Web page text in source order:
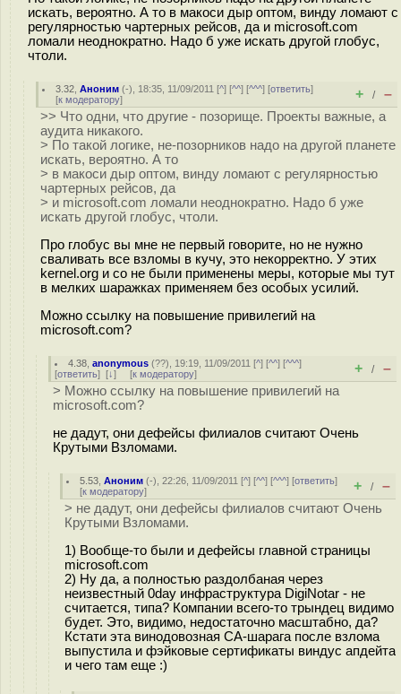
искать, вероятно. А то в макоси дыр оптом, винду ломают с
регулярностью чартерных рейсов, да и microsoft.com
ломали неоднократно. Надо б уже искать другой глобус,
чтоли.
3.32 ,Аноним (-), 18:35, 11/09/2011 [^] [^^] [^^^] [ответить]
[к модератору] + / –
>> Что одни, что другие - позорище. Проекты важные, а
аудита никакого.
> По такой логике, не-позорников надо на другой планете
искать, вероятно. А то
> в макоси дыр оптом, винду ломают с регулярностью
чартерных рейсов, да
> и microsoft.com ломали неоднократно. Надо б уже
искать другой глобус, чтоли.
Про глобус вы мне не первый говорите, но не нужно
сваливать все взломы в кучу, это некорректно. У этих
kernel.org и co не были применены меры, которые мы тут
в мелких шаражках применяем без особых усилий.
Можно ссылку на повышение привилегий на
microsoft.com?
4.38 ,anonymous (??), 19:19, 11/09/2011 [^] [^^] [^^^]
[ответить] [↓] [к модератору] + / –
> Можно ссылку на повышение привилегий на
microsoft.com?
не дадут, они дефейсы филиалов считают Очень
Крутыми Взломами.
5.53 ,Аноним (-), 22:26, 11/09/2011 [^] [^^] [^^^] [ответить]
[к модератору] + / –
> не дадут, они дефейсы филиалов считают Очень
Крутыми Взломами.
1) Вообще-то были и дефейсы главной страницы
microsoft.com
2) Ну да, а полностью раздолбаная через
неизвестный 0day инфраструктура DigiNotar - не
считается, типа? Компании всего-то трындец видимо
будет. Это, видимо, недостаточно масштабно, да?
Кстати эта винодовозная CA-шарага после взлома
выпустила и фэйковые сертификаты виндус апдейта
и чего там еще :)